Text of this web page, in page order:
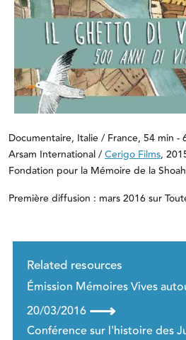
Documentaire, Italie / France, 54 min -
Arsam International /Cerigo Films,
Fondation pour la Mémoire de la
Première diffusion : mars 2016 sur
Related resources
Émission Mémoires Vives
20/03/2016 ⟶
Conférence sur l'histoire des